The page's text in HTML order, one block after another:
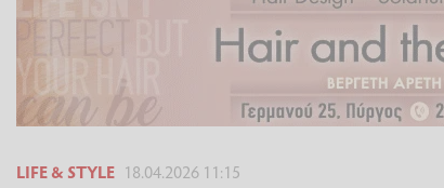
LIFE & STYLE 18.04.2026 11:15